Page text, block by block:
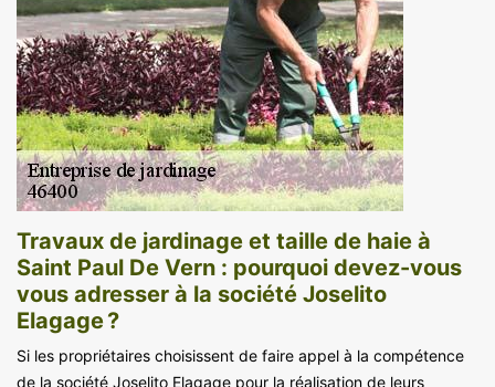
Travaux de jardinage et taille de haie à
Saint Paul De Vern : pourquoi devez-vous
vous adresser à la société Joselito
Elagage ?
Si les propriétaires choisissent de faire appel à la compétence
de la société Joselito Elagage pour la réalisation de leurs